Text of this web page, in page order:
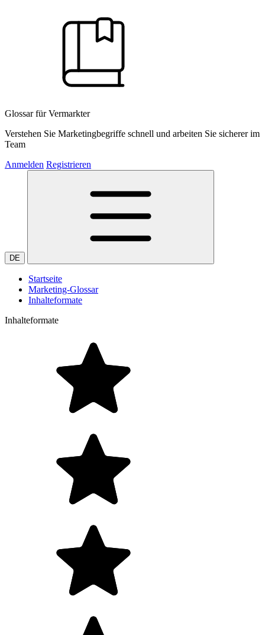
Glossar für Vermarkter
Verstehen Sie Marketingbegriffe schnell und arbeiten Sie sicherer im
Team
Anmelden Registrieren
DE
Startseite
Marketing-Glossar
Inhalteformate
Inhalteformate